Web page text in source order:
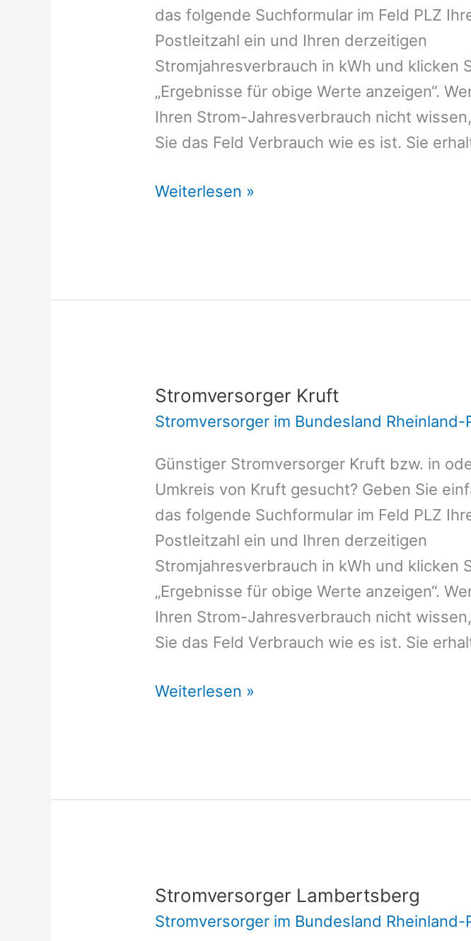
das folgende Suchformular im Feld PLZ
Postleitzahl ein und Ihren derzeitigen
Stromjahresverbrauch in kWh und klicken
„Ergebnisse für obige Werte anzeigen“.
Ihren Strom-Jahresverbrauch nicht
Sie das Feld Verbrauch wie es ist. Sie
Stromversorger
Weiterlesen »
Stromversorger Kruft
Stromversorger im Bundesland Rheinland-
Günstiger Stromversorger Kruft bzw. in
Umkreis von Kruft gesucht? Geben Sie
das folgende Suchformular im Feld PLZ
Postleitzahl ein und Ihren derzeitigen
Stromjahresverbrauch in kWh und klicken
„Ergebnisse für obige Werte anzeigen“.
Ihren Strom-Jahresverbrauch nicht
Sie das Feld Verbrauch wie es ist. Sie
Stromversorger
Weiterlesen »
Stromversorger Lambertsberg
Stromversorger im Bundesland Rheinland-